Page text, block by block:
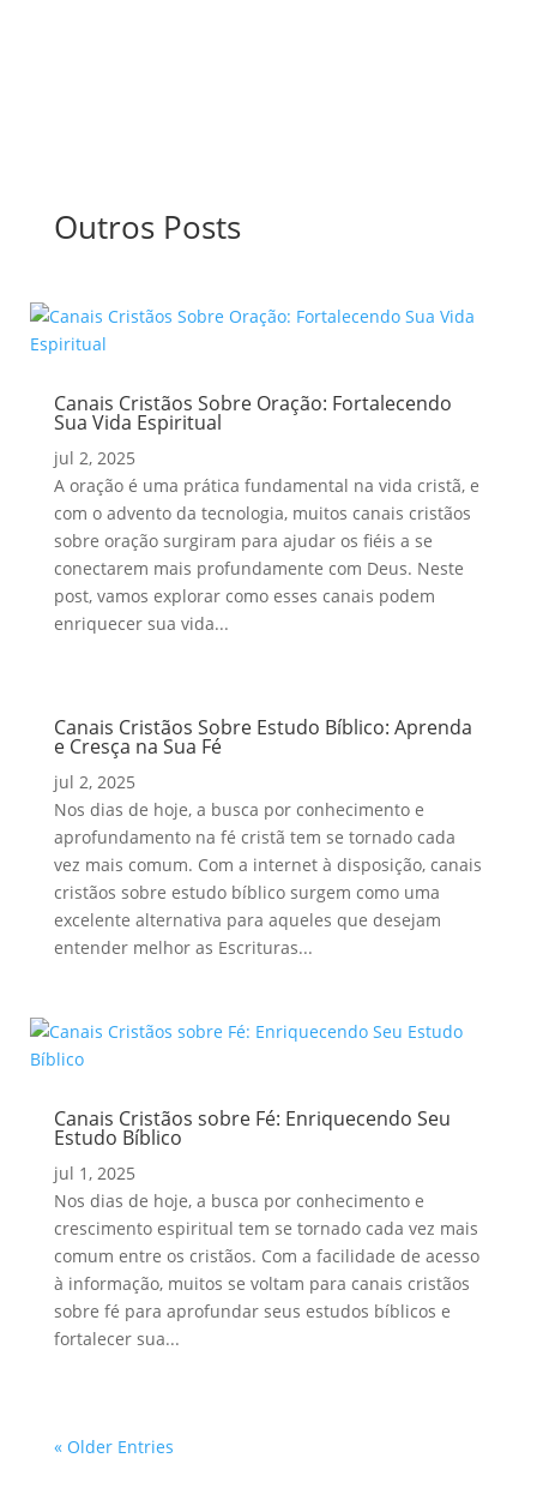
Outros Posts
Canais Cristãos Sobre Oração: Fortalecendo
Sua Vida Espiritual
jul 2, 2025
A oração é uma prática fundamental na vida cristã, e
com o advento da tecnologia, muitos canais cristãos
sobre oração surgiram para ajudar os fiéis a se
conectarem mais profundamente com Deus. Neste
post, vamos explorar como esses canais podem
enriquecer sua vida...
Canais Cristãos Sobre Estudo Bíblico: Aprenda
e Cresça na Sua Fé
jul 2, 2025
Nos dias de hoje, a busca por conhecimento e
aprofundamento na fé cristã tem se tornado cada
vez mais comum. Com a internet à disposição, canais
cristãos sobre estudo bíblico surgem como uma
excelente alternativa para aqueles que desejam
entender melhor as Escrituras...
Canais Cristãos sobre Fé: Enriquecendo Seu
Estudo Bíblico
jul 1, 2025
Nos dias de hoje, a busca por conhecimento e
crescimento espiritual tem se tornado cada vez mais
comum entre os cristãos. Com a facilidade de acesso
à informação, muitos se voltam para canais cristãos
sobre fé para aprofundar seus estudos bíblicos e
fortalecer sua...
« Older Entries